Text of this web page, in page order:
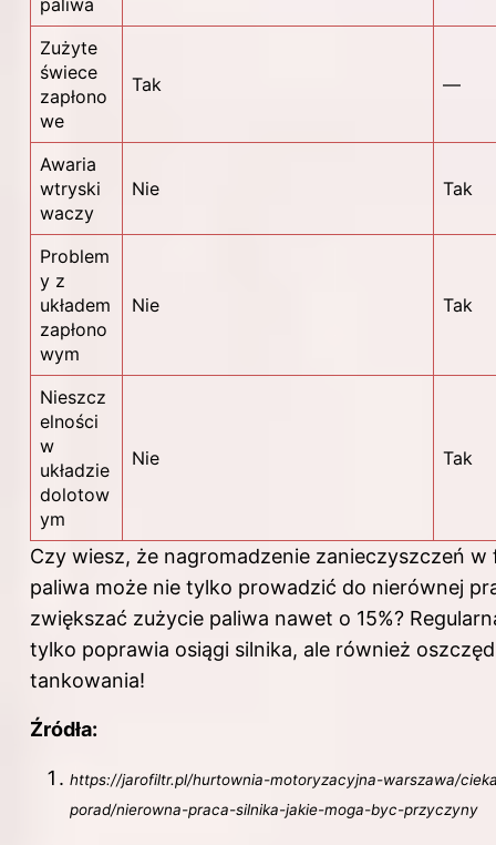
Zużyte
świece
zapłono
we
Tak —
Awaria
wtryski
waczy
Nie Tak
Problem
y z
układem
zapłono
wym
Nie Tak
Nieszcz
elności
w
układzie
dolotow
ym
Nie Tak
Czy wiesz, że nagromadzenie zanieczyszczeń
paliwa może nie tylko prowadzić do nierównej
zwiększać zużycie paliwa nawet o 15%?
tylko poprawia osiągi silnika, ale również
tankowania!
Źródła:
https://jarofiltr.pl/hurtownia-motoryzacyjna-warszawa/
porad/nierowna-praca-silnika-jakie-moga-byc-przyczyny